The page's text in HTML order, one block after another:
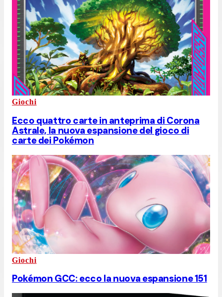
Giochi
Ecco quattro carte in anteprima di Corona
Astrale, la nuova espansione del gioco di
carte dei Pokémon
Giochi
Pokémon GCC: ecco la nuova espansione 151